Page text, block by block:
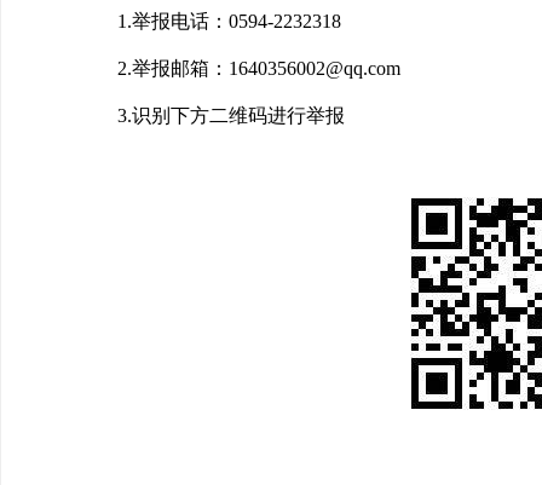
1.举报电话：0594-2232318
2.举报邮箱：1640356002@qq.com
3.识别下方二维码进行举报